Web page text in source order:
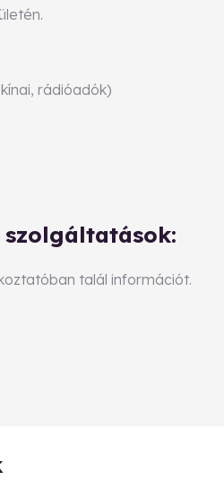
rádióadók)
szolgáltatások:
talál információt.